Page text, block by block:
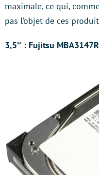
maximale, ce qui,
pas l’objet de ces
3,5″ : Fujitsu